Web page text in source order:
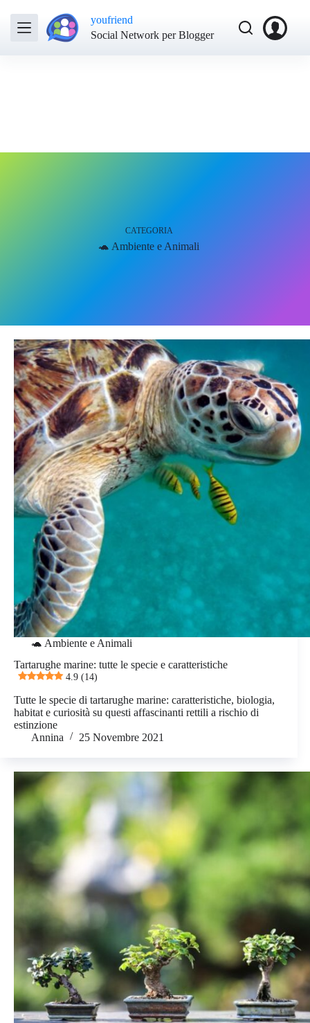
youfriend
Social Network per Blogger
CATEGORIA
🐢 Ambiente e Animali
🐢 Ambiente e Animali
Tartarughe marine: tutte le specie e caratteristiche
4.9 (14)
Tutte le specie di tartarughe marine: caratteristiche, biologia,
habitat e curiosità su questi affascinanti rettili a rischio di
estinzione
Annina
25 Novembre 2021